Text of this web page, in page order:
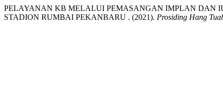
PELAYANAN KB MELALUI PEMASANGAN IMPLAN DAN
STADION RUMBAI PEKANBARU . (2021). Prosiding Hang